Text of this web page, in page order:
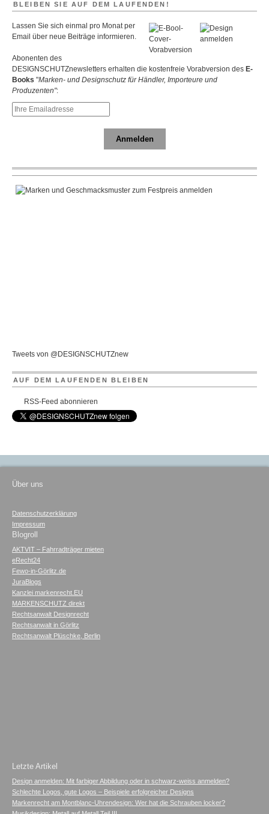
BLEIBEN SIE AUF DEM LAUFENDEN!
Lassen Sie sich einmal pro Monat per
Email über neue Beiträge informieren.
Abonenten des
DESIGNSCHUTZnewsletters erhalten die kostenfreie Vorabversion des E-
Books "Marken- und Designschutz für Händler, Importeure und
Produzenten":
Anmelden
Tweets von @DESIGNSCHUTZnew
AUF DEM LAUFENDEN BLEIBEN
RSS-Feed abonnieren
Über uns
Datenschutzerklärung
Impressum
Blogroll
AKTVIT – Fahrradträger mieten
eRecht24
Fewo-in-Görlitz.de
JuraBlogs
Kanzlei markenrecht.EU
MARKENSCHUTZ direkt
Rechtsanwalt Designrecht
Rechtsanwalt in Görlitz
Rechtsanwalt Plüschke, Berlin
Letzte Artikel
Design anmelden: Mit farbiger Abbildung oder in schwarz-weiss anmelden?
Schlechte Logos, gute Logos – Beispiele erfolgreicher Designs
Markenrecht am Montblanc-Uhrendesign: Wer hat die Schrauben locker?